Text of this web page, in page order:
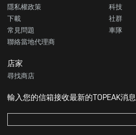
隱私權政策
下載
常見問題
聯絡當地代理商
科技
社群
車隊
店家
尋找商店
輸入您的信箱接收最新的TOPEAK消息